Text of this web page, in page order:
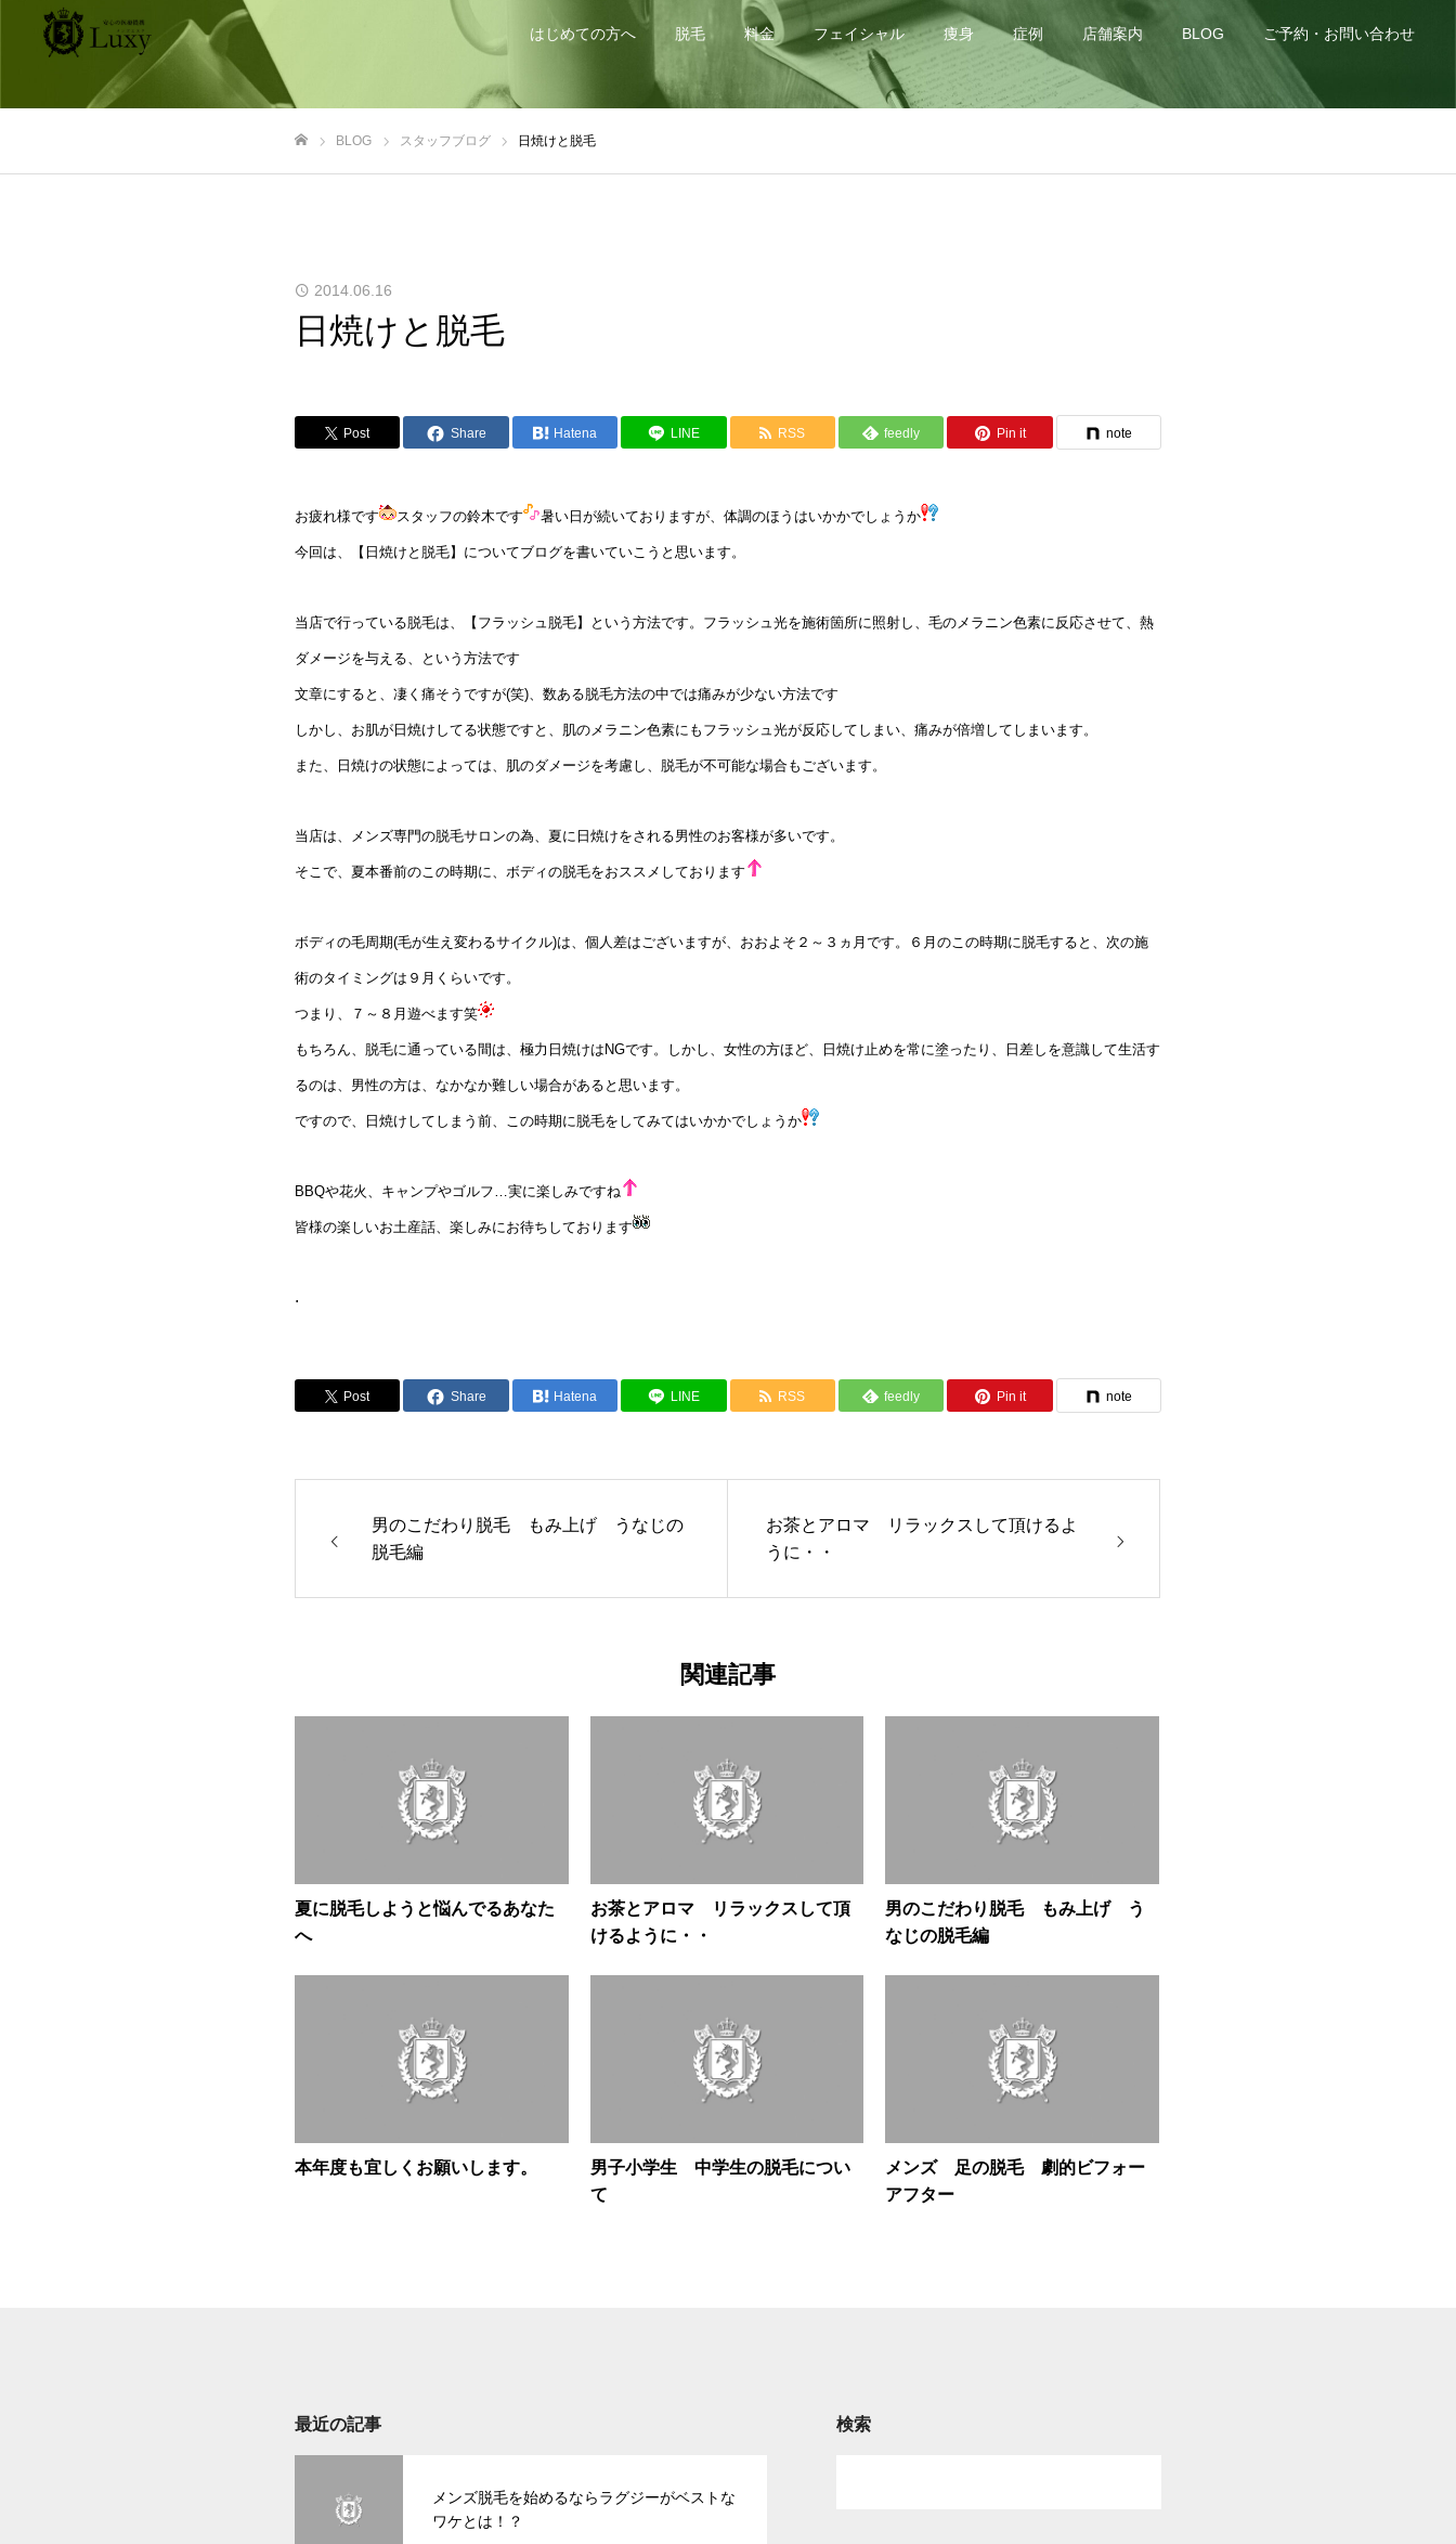
はじめての方へ 脱毛 料金 フェイシャル 痩身 症例 店舗案内 BLOG ご予約・お問い合わせ
BLOG スタッフブログ 日焼けと脱毛
2014.06.16
日焼けと脱毛
Post Share Hatena LINE RSS feedly Pin it note
お疲れ様です スタッフの鈴木です 暑い日が続いておりますが、体調のほうはいかかでしょうか
今回は、【日焼けと脱毛】についてブログを書いていこうと思います。
当店で行っている脱毛は、【フラッシュ脱毛】という方法です。フラッシュ光を施術箇所に照射し、毛のメラニン色素に反応させて、熱
ダメージを与える、という方法です
文章にすると、凄く痛そうですが(笑)、数ある脱毛方法の中では痛みが少ない方法です
しかし、お肌が日焼けしてる状態ですと、肌のメラニン色素にもフラッシュ光が反応してしまい、痛みが倍増してしまいます。
また、日焼けの状態によっては、肌のダメージを考慮し、脱毛が不可能な場合もございます。
当店は、メンズ専門の脱毛サロンの為、夏に日焼けをされる男性のお客様が多いです。
そこで、夏本番前のこの時期に、ボディの脱毛をおススメしております
ボディの毛周期(毛が生え変わるサイクル)は、個人差はございますが、おおよそ２～３ヵ月です。６月のこの時期に脱毛すると、次の施
術のタイミングは９月くらいです。
つまり、７～８月遊べます笑
もちろん、脱毛に通っている間は、極力日焼けはNGです。しかし、女性の方ほど、日焼け止めを常に塗ったり、日差しを意識して生活す
るのは、男性の方は、なかなか難しい場合があると思います。
ですので、日焼けしてしまう前、この時期に脱毛をしてみてはいかかでしょうか
BBQや花火、キャンプやゴルフ…実に楽しみですね
皆様の楽しいお土産話、楽しみにお待ちしております
.
Post Share Hatena LINE RSS feedly Pin it note
男のこだわり脱毛 もみ上げ うなじの
脱毛編
お茶とアロマ リラックスして頂けるよ
うに・・
関連記事
夏に脱毛しようと悩んでるあなた
へ
お茶とアロマ リラックスして頂
けるように・・
男のこだわり脱毛 もみ上げ う
なじの脱毛編
本年度も宜しくお願いします。
男子小学生 中学生の脱毛につい
て
メンズ 足の脱毛 劇的ビフォー
アフター
最近の記事
メンズ脱毛を始めるならラグジーがベストな
ワケとは！？
検索